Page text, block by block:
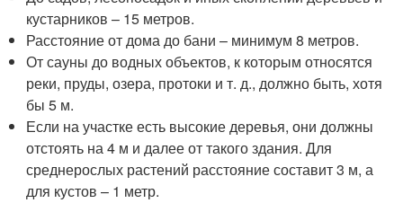
кустарников – 15 метров.
Расстояние от дома до бани – минимум 8 метров.
От сауны до водных объектов, к которым относятся
реки, пруды, озера, протоки и т. д., должно быть, хотя
бы 5 м.
Если на участке есть высокие деревья, они должны
отстоять на 4 м и далее от такого здания. Для
среднерослых растений расстояние составит 3 м, а
для кустов – 1 метр.